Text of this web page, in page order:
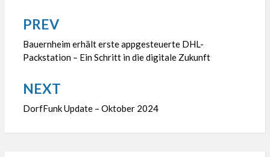
Beitragsnavigation
PREV
Bauernheim erhält erste appgesteuerte DHL-
Packstation – Ein Schritt in die digitale Zukunft
NEXT
DorfFunk Update – Oktober 2024